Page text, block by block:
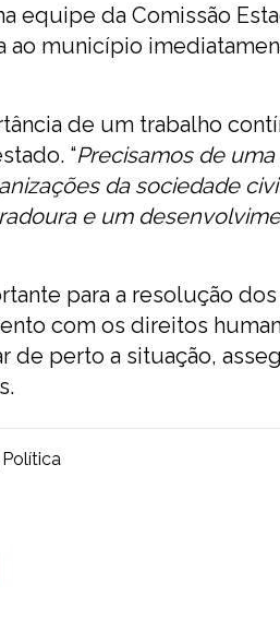
equipe da Comissão
ao município
de um trabalho
“Precisamos de
da sociedade
e um
para a resolução
com os direitos
de perto a situação,
Política